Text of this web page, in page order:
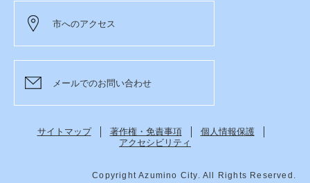
市へのアクセス
メールでのお問い合わせ
サイトマップ 著作権・免責事項
個人情報保護
アクセシビリティ
Copyright Azumino City. All Rights Reserved.